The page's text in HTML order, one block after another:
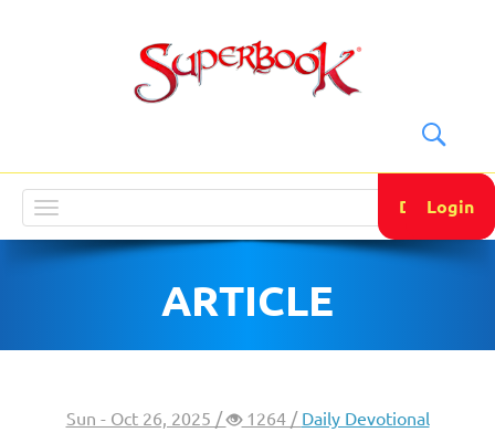
navigation
DONATE
Login
ARTICLE
Sun - Oct 26, 2025 / 1264 / Daily Devotional